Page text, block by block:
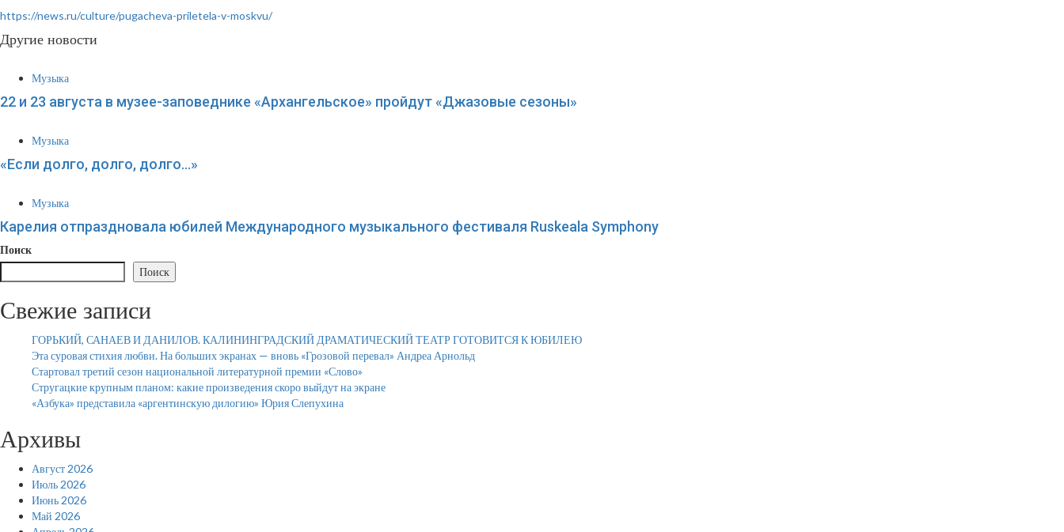
https://news.ru/culture/pugacheva-priletela-v-moskvu/
Другие новости
Музыка
22 и 23 августа в музее-заповеднике «Архангельское» пройдут «Джазовые сезоны»
Музыка
«Если долго, долго, долго…»
Музыка
Карелия отпраздновала юбилей Международного музыкального фестиваля Ruskeala Symphony
Поиск
Поиск
Свежие записи
ГОРЬКИЙ, САНАЕВ И ДАНИЛОВ. КАЛИНИНГРАДСКИЙ ДРАМАТИЧЕСКИЙ ТЕАТР ГОТОВИТСЯ К ЮБИЛЕЮ
Эта суровая стихия любви. На больших экранах — вновь «Грозовой перевал» Андреа Арнольд
Стартовал третий сезон национальной литературной премии «Слово»
Стругацкие крупным планом: какие произведения скоро выйдут на экране
«Азбука» представила «аргентинскую дилогию» Юрия Слепухина
Архивы
Август 2026
Июль 2026
Июнь 2026
Май 2026